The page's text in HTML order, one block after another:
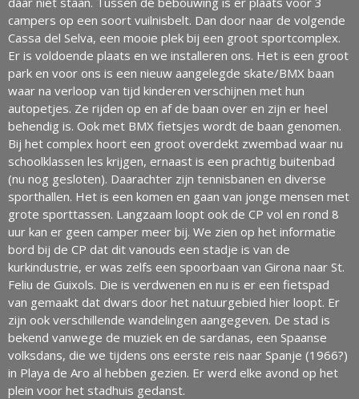
campers op een soort vuilnisbelt. Dan door naar de volgende
Cassa del Selva, een mooie plek bij een groot sportcomplex.
Er is voldoende plaats en we installeren ons. Het is een groot
park en voor ons is een nieuw aangelegde skate/BMX baan
waar na verloop van tijd kinderen verschijnen met hun
autopetjes. Ze rijden op en af de baan over en zijn er heel
behendig is. Ook met BMX fietsjes wordt de baan genomen.
Bij het complex hoort een groot overdekt zwembad waar nu
schoolklassen les krijgen, ernaast is een prachtig buitenbad
(nu nog gesloten). Daarachter zijn tennisbanen en diverse
sporthallen. Het is een komen en gaan van jonge mensen met
grote sporttassen. Langzaam loopt ook de CP vol en rond 8
uur kan er geen camper meer bij. We zien op het informatie
bord bij de CP dat dit vanouds een stadje is van de
kurkindustrie, er was zelfs een spoorbaan van Girona naar St.
Feliu de Guixols. Die is verdwenen en nu is er een fietspad
van gemaakt dat dwars door het natuurgebied hier loopt. Er
zijn ook verschillende wandelingen aangegeven. De stad is
bekend vanwege de muziek en de sardanas, een Spaanse
volksdans, die we tijdens ons eerste reis naar Spanje (1966?)
in Playa de Aro al hebben gezien. Er werd elke avond op het
plein voor het stadhuis gedanst.